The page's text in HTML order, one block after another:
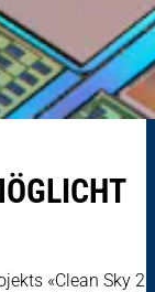
«Clean Sky 2